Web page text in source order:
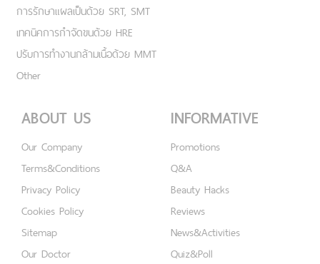
การรักษาแผลเป็นด้วย SRT, SMT
เทคนิคการกำจัดขนด้วย HRE
ปรับการทำงานกล้ามเนื้อด้วย MMT
Other
ABOUT US
Our Company
Terms&Conditions
Privacy Policy
Cookies Policy
Sitemap
Our Doctor
INFORMATIVE
Promotions
Q&A
Beauty Hacks
Reviews
News&Activities
Quiz&Poll